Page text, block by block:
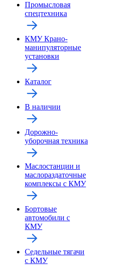
Промысловая
спецтехника
КМУ Крано-
манипуляторные
установки
Каталог
В наличии
Дорожно-
уборочная техника
Маслостанции и
маслораздаточные
комплексы с КМУ
Бортовые
автомобили с
КМУ
Седельные тягачи
с КМУ